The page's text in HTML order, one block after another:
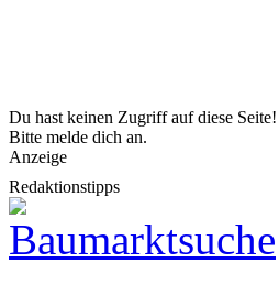
Du hast keinen Zugriff auf diese Seite!
Bitte melde dich an.
Anzeige
Redaktionstipps